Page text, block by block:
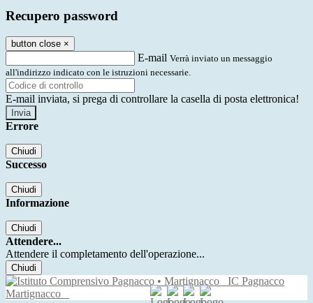
Recupero password
button close ×
E-mail Verrà inviato un messaggio
all'indirizzo indicato con le istruzioni necessarie.
E-mail inviata, si prega di controllare la casella di posta elettronica!
Errore
Chiudi
Successo
Chiudi
Informazione
Chiudi
Attendere...
Attendere il completamento dell'operazione...
Chiudi
IC Pagnacco
Martignacco